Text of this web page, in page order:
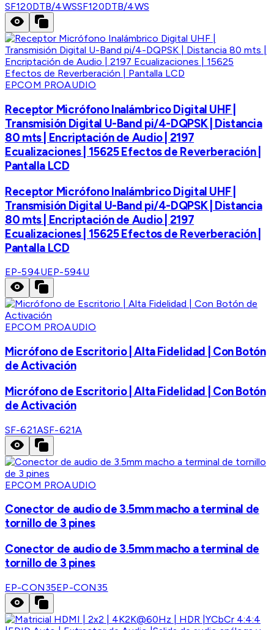
SF120DTB/4WSSF120DTB/4WS
EPCOM PROAUDIO
Receptor Micrófono Inalámbrico Digital UHF |
Transmisión Digital U-Band pi/4-DQPSK | Distancia
80 mts | Encriptación de Audio | 2197
Ecualizaciones | 15625 Efectos de Reverberación |
Pantalla LCD
Receptor Micrófono Inalámbrico Digital UHF |
Transmisión Digital U-Band pi/4-DQPSK | Distancia
80 mts | Encriptación de Audio | 2197
Ecualizaciones | 15625 Efectos de Reverberación |
Pantalla LCD
EP-594UEP-594U
EPCOM PROAUDIO
Micrófono de Escritorio | Alta Fidelidad | Con Botón
de Activación
Micrófono de Escritorio | Alta Fidelidad | Con Botón
de Activación
SF-621ASF-621A
EPCOM PROAUDIO
Conector de audio de 3.5mm macho a terminal de
tornillo de 3 pines
Conector de audio de 3.5mm macho a terminal de
tornillo de 3 pines
EP-CON35EP-CON35